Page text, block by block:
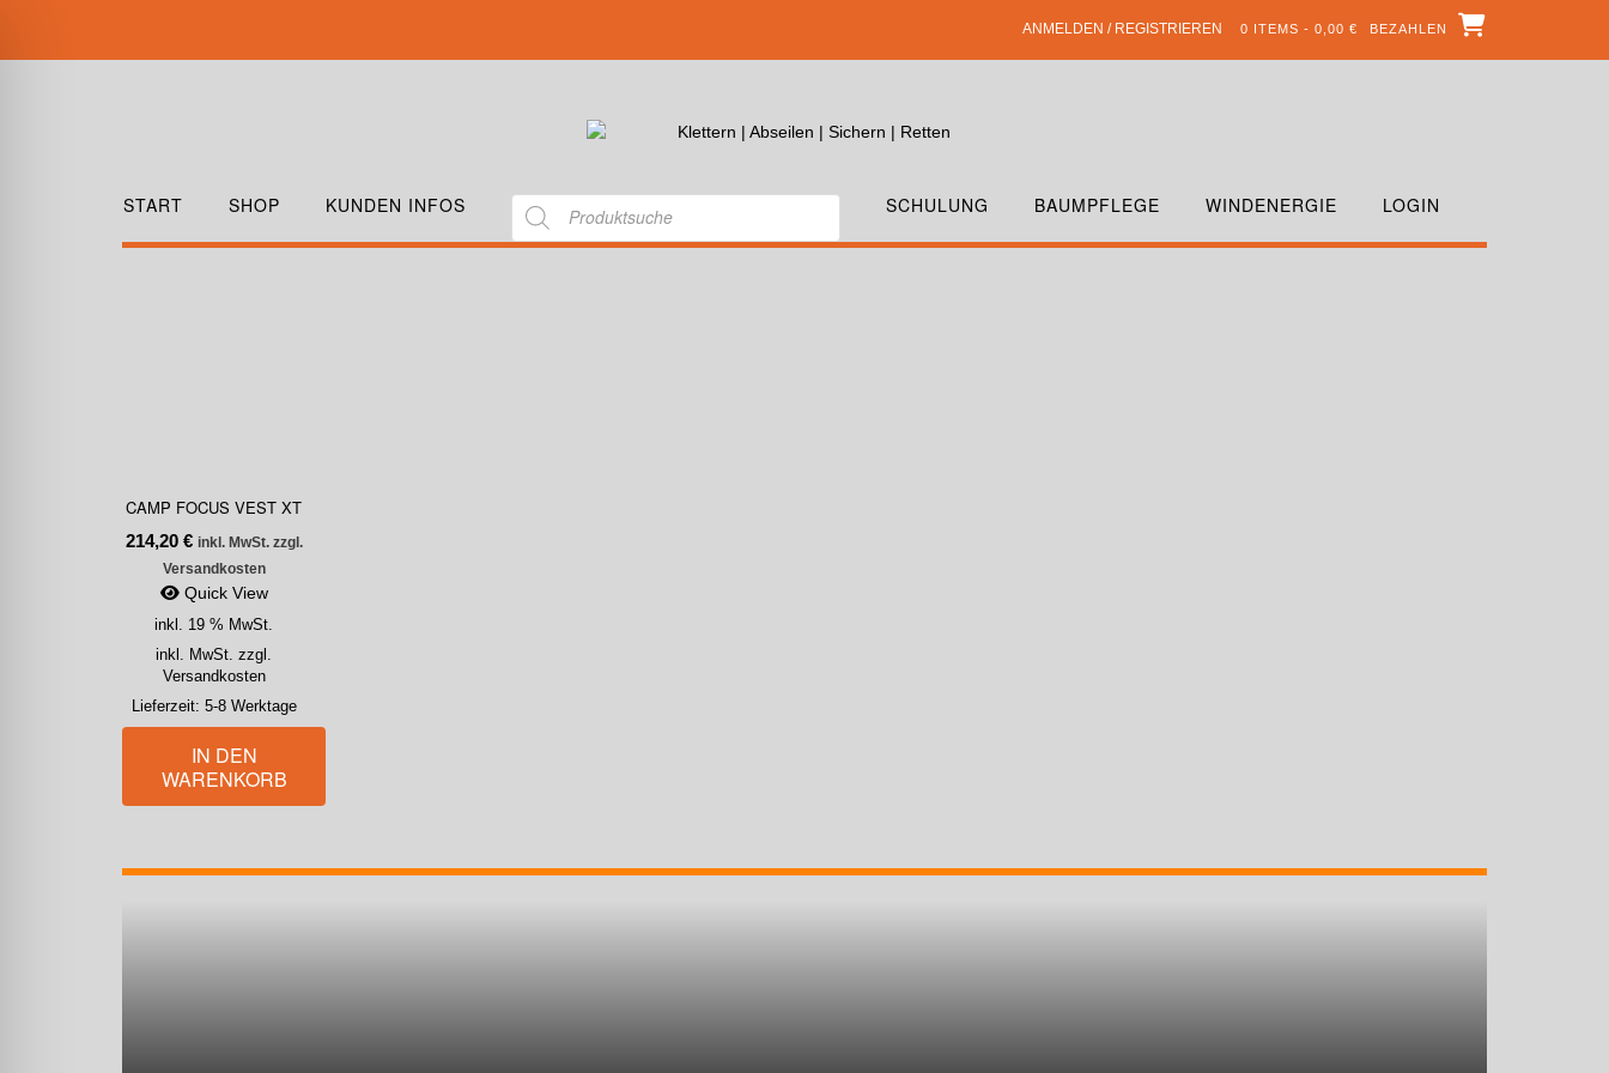
ANMELDEN / REGISTRIEREN 0 ITEMS - 0,00 € BEZAHLEN
START SHOP KUNDEN INFOS SCHULUNG BAUMPFLEGE WINDENERGIE LOGIN
CAMP FOCUS VEST XT
214,20 € inkl. MwSt. zzgl.
Versandkosten
Quick View
inkl. 19 % MwSt.
inkl. MwSt. zzgl.
Versandkosten
Lieferzeit: 5-8 Werktage
IN DEN
WARENKORB